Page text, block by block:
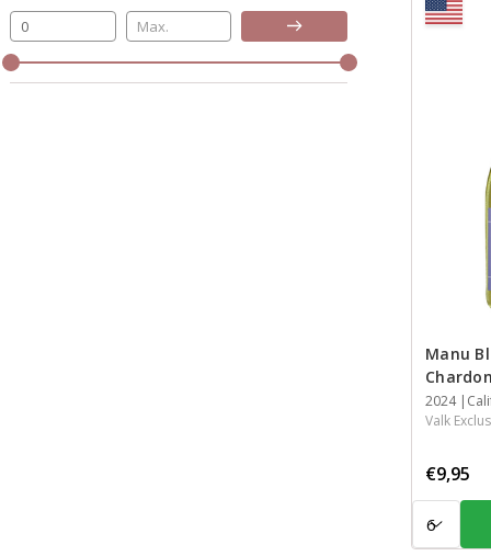
Bijwerken
Manu
Jaar
2024
Streek
Inhoud
Valk
€9,95